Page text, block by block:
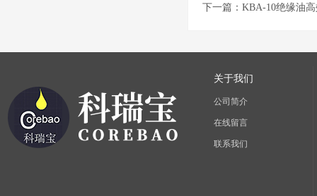
下一篇： KBA-10绝缘油
关于我们
公司简介
在线留言
联系我们